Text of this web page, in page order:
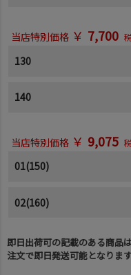
当店特別価格 ￥ 7,700
130
140
当店特別価格 ￥ 9,075
01(150)
02(160)
即日出荷可の記載のある商品
注文で即日発送可能となります